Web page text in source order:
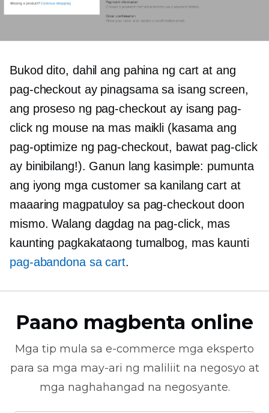
Bukod dito, dahil ang pahina ng cart at ang
pag-checkout ay pinagsama sa isang screen,
ang proseso ng pag-checkout ay isang pag-
click ng mouse na mas maikli (kasama ang
pag-optimize ng pag-checkout, bawat pag-click
ay binibilang!). Ganun lang kasimple: pumunta
ang iyong mga customer sa kanilang cart at
maaaring magpatuloy sa pag-checkout doon
mismo. Walang dagdag na pag-click, mas
kaunting pagkakataong tumalbog, mas kaunti
pag-abandona sa cart.
Paano magbenta online
Mga tip mula sa e-commerce mga eksperto
para sa mga may-ari ng maliliit na negosyo at
mga naghahangad na negosyante.